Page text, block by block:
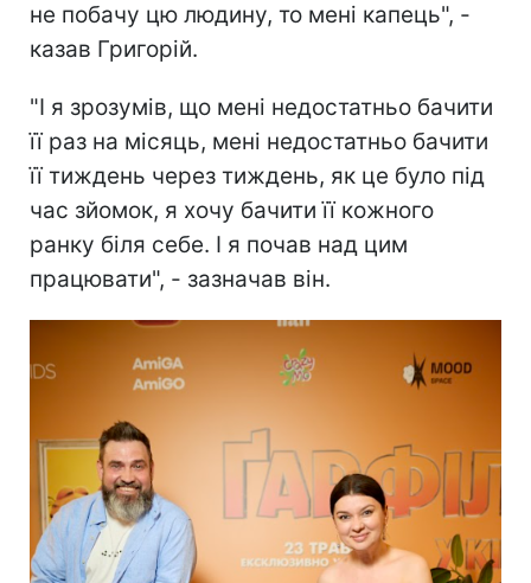
не побачу цю людину, то мені капець", -
казав Григорій.
"І я зрозумів, що мені недостатньо бачити
її раз на місяць, мені недостатньо бачити
її тиждень через тиждень, як це було під
час зйомок, я хочу бачити її кожного
ранку біля себе. І я почав над цим
працювати", - зазначав він.